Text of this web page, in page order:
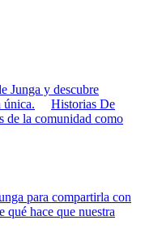
Junga y descubre
única.
Historias De
de la comunidad como
para compartirla con
qué hace que nuestra